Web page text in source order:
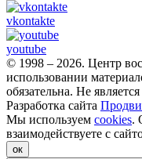
vkontakte
youtube
© 1998 – 2026. Центр
использовании
обязательна. Не
Разработка сайта
Мы используем cookies.
взаимодействуете с
ок